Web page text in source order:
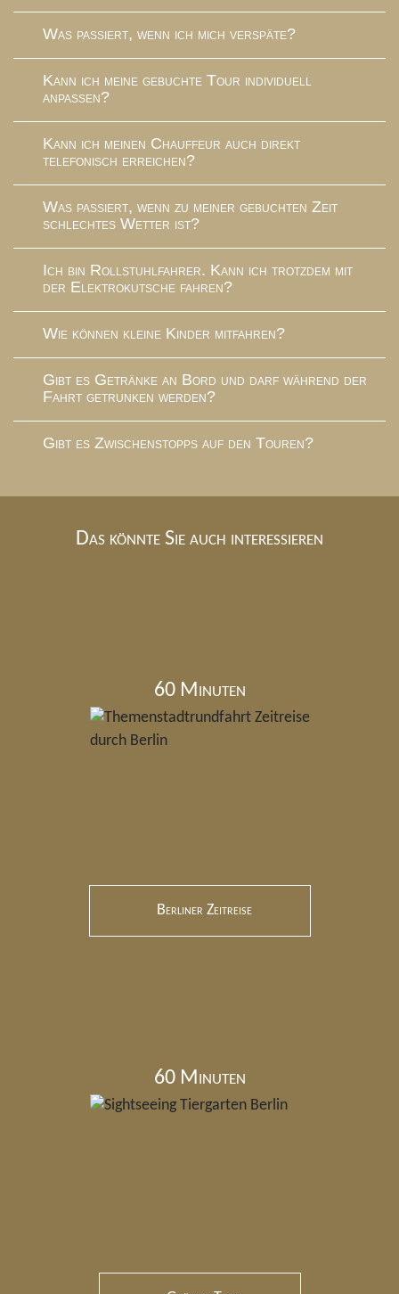
Was passiert, wenn ich mich verspäte?
Kann ich meine gebuchte Tour individuell
anpassen?
Kann ich meinen Chauffeur auch direkt
telefonisch erreichen?
Was passiert, wenn zu meiner gebuchten Zeit
schlechtes Wetter ist?
Ich bin Rollstuhlfahrer. Kann ich trotzdem mit
der Elektrokutsche fahren?
Wie können kleine Kinder mitfahren?
Gibt es Getränke an Bord und darf während der
Fahrt getrunken werden?
Gibt es Zwischenstopps auf den Touren?
Das könnte Sie auch interessieren
60 Minuten
Berliner Zeitreise
60 Minuten